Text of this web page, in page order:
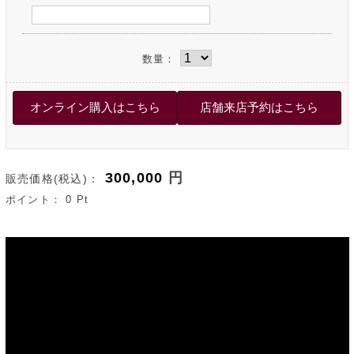
数量：
販売価格(税込)： 300,000 円
ポイント：0 Pt